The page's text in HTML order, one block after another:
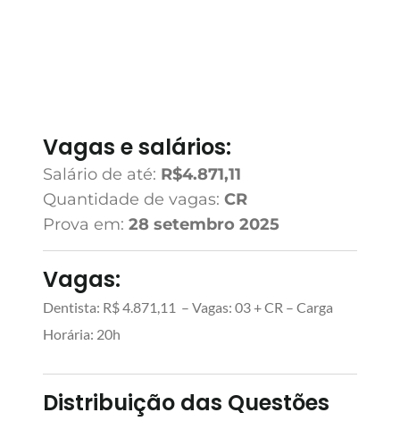
Vagas e salários:
Salário de até: R$4.871,11
Quantidade de vagas: CR
Prova em: 28 setembro 2025
Vagas:
Dentista: R$ 4.871,11 – Vagas: 03 + CR – Carga
Horária: 20h
Distribuição das Questões